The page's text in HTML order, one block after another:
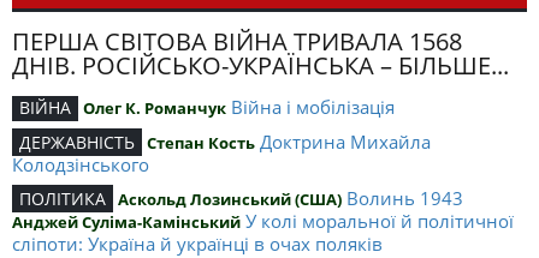
ПЕРША СВІТОВА ВІЙНА ТРИВАЛА 1568
ДНІВ. РОСІЙСЬКО-УКРАЇНСЬКА – БІЛЬШЕ...
ВІЙНА Олег К. Романчук Війна і мобілізація
ДЕРЖАВНІСТЬ Степан Кость Доктрина Михайла
Колодзінського
ПОЛІТИКА Аскольд Лозинський (США) Волинь 1943
Анджей Суліма-Камінський У колі моральної й політичної
сліпоти: Україна й українці в очах поляків